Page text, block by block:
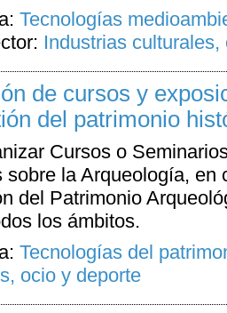
Tecnologías
Industrias
de cursos y
del patrimonio
Cursos o
sobre la Arqueología, en
del Patrimonio
los ámbitos.
Tecnologías del
ocio y deporte